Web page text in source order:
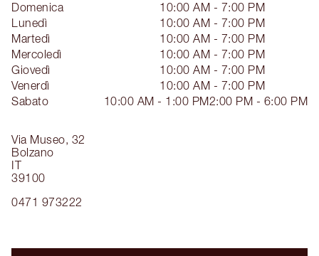
Via Museo, 32
Bolzano
IT
39100
0471 973222
Domenica
10:00 AM - 7:00 PM
Lunedì
10:00 AM - 7:00 PM
Martedì
10:00 AM - 7:00 PM
Mercoledì
10:00 AM - 7:00 PM
Giovedì
10:00 AM - 7:00 PM
Venerdì
10:00 AM - 7:00 PM
Sabato
10:00 AM - 1:00 PM2:00 PM - 6:00 PM